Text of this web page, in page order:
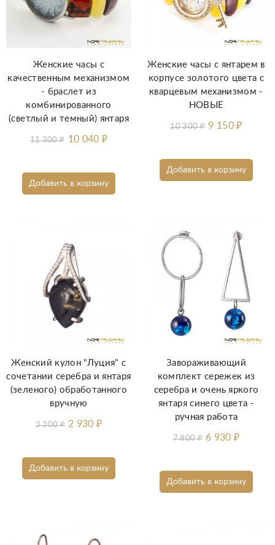
Добавить в корзину
Женские часы с
качественным механизмом
- браслет из
комбинированного
(светлый и темный) янтаря
11 300₽ 10 040 ₽
Добавить в корзину
Женские часы с янтарем в
корпусе золотого цвета с
кварцевым механизмом -
НОВЫЕ
10 300₽ 9 150₽
Добавить в корзину
Женский кулон "Луция" с
сочетании серебра и янтаря
(зеленого) обработанного
вручную
3 300₽ 2 930₽
Добавить в корзину
Завораживающий
комплект сережек из
серебра и очень яркого
янтаря синего цвета -
ручная работа
7 800₽ 6 930₽